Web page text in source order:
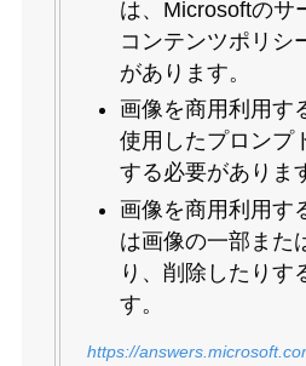
は、Microsoftのサ
コンテンツポリシ
があります。
画像を商用利用す
使用したプロンプ
する必要がありま
画像を商用利用す
は画像の一部また
り、削除したりす
す。
https://